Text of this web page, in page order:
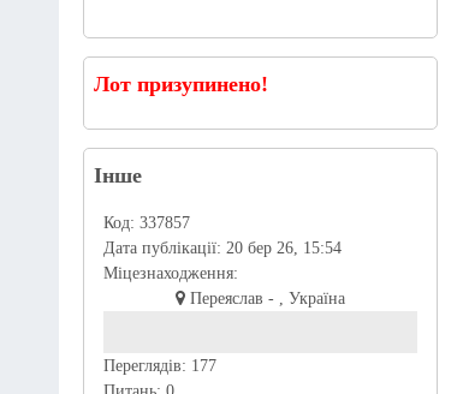
Лот призупинено!
Інше
Код: 337857
Дата публікації: 20 бер 26, 15:54
Міцезнаходження:
Переяслав - , Україна
Переглядів: 177